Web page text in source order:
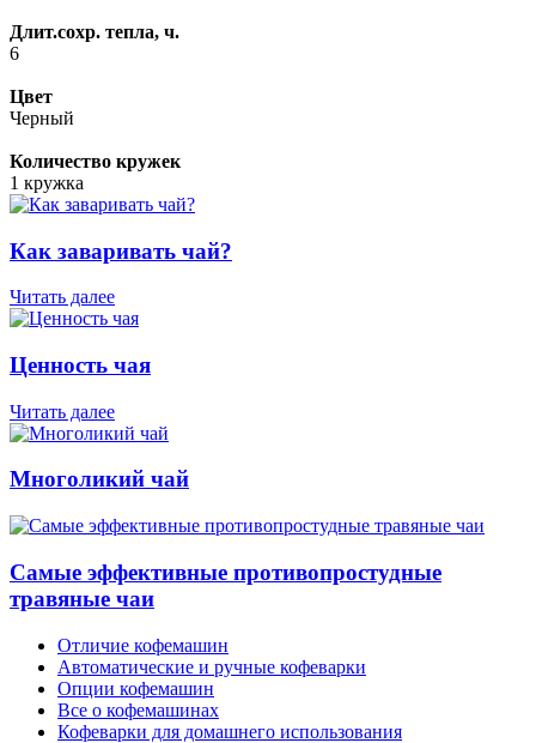
Длит.сохр. тепла, ч.
6
Цвет
Черный
Количество кружек
1 кружка
Как заваривать чай?
Читать далее
Ценность чая
Читать далее
Многоликий чай
Самые эффективные противопростудные
травяные чаи
Отличие кофемашин
Автоматические и ручные кофеварки
Опции кофемашин
Все о кофемашинах
Кофеварки для домашнего использования